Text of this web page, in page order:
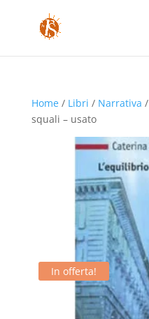
Home/ Libri / Narrativa /
squali – usato
In offerta!